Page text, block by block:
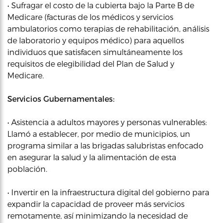
• Sufragar el costo de la cubierta bajo la Parte B de
Medicare (facturas de los médicos y servicios
ambulatorios como terapias de rehabilitación, análisis
de laboratorio y equipos médico) para aquellos
individuos que satisfacen simultáneamente los
requisitos de elegibilidad del Plan de Salud y
Medicare.
Servicios Gubernamentales:
• Asistencia a adultos mayores y personas vulnerables:
Llamó a establecer, por medio de municipios, un
programa similar a las brigadas salubristas enfocado
en asegurar la salud y la alimentación de esta
población.
• Invertir en la infraestructura digital del gobierno para
expandir la capacidad de proveer más servicios
remotamente, así minimizando la necesidad de